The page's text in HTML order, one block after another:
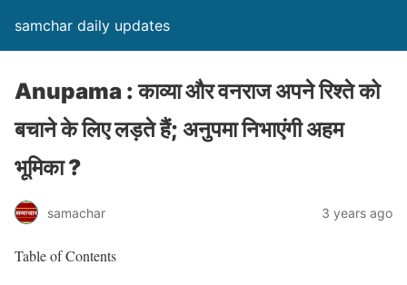
samchar daily updates
Anupama : काव्या और वनराज अपने रिश्ते को
बचाने के लिए लड़ते हैं; अनुपमा निभाएंगी अहम
भूमिका ?
samachar 3 years ago
Table of Contents